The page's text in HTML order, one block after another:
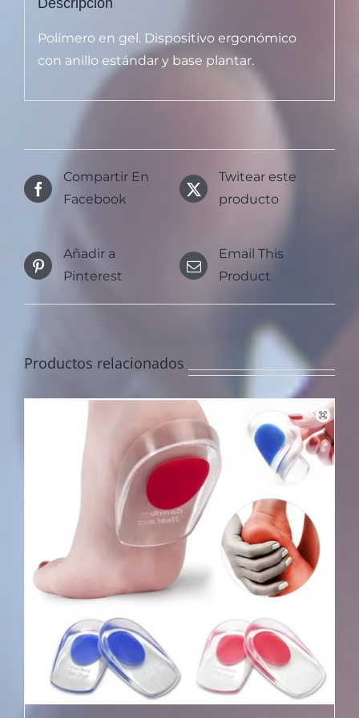
Polímero en gel. Dispositivo ergonómico
con anillo estándar y base plantar.
Compartir En
Facebook
Twitear este
producto
Añadir a
Pinterest
Email This
Product
Productos relacionados